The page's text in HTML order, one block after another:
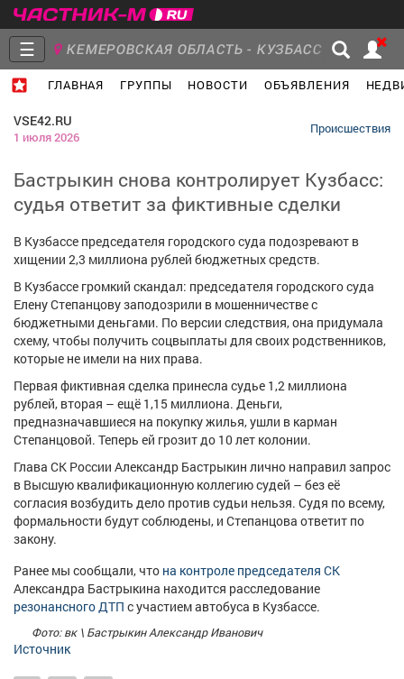
☰ КЕМЕРОВСКАЯ ОБЛАСТЬ - КУЗБАСС
ГЛАВНАЯ ГРУППЫ НОВОСТИ ОБЪЯВЛЕНИЯ
Объявления Недвижимость Услуги
Работа Транспорт Компании
Афиша Обучение
Товары Поздравления Погода
ТВ программа Я - пенсионер
VSE42.RU
1 июля 2026
Происшествия
Бастрыкин снова контролирует Кузбасс:
судья ответит за фиктивные сделки
В Кузбассе председателя городского суда подозревают в
хищении 2,3 миллиона рублей бюджетных средств.
В Кузбассе громкий скандал: председателя городского суда
Елену Степанцову заподозрили в мошенничестве с
бюджетными деньгами. По версии следствия, она придумала
схему, чтобы получить соцвыплаты для своих родственников,
которые не имели на них права.
Первая фиктивная сделка принесла судье 1,2 миллиона
рублей, вторая – ещё 1,15 миллиона. Деньги,
предназначавшиеся на покупку жилья, ушли в карман
Степанцовой. Теперь ей грозит до 10 лет колонии.
Глава СК России Александр Бастрыкин лично направил запрос
в Высшую квалификационную коллегию судей – без её
согласия возбудить дело против судьи нельзя. Судя по всему,
формальности будут соблюдены, и Степанцова ответит по
закону.
Ранее мы сообщали, что на контроле председателя СК
Александра Бастрыкина находится расследование
резонансного ДТП с участием автобуса в Кузбассе.
Фото: вк \ Бастрыкин Александр Иванович
Источник